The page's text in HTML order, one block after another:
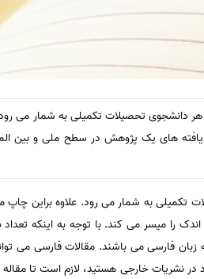
هر دانشجوی تحصیلات تکمیلی به شمار می
یافته های یک پژوهش در سطح ملی و بین
تکمیلی به شمار می رود. علاوه براین چاپ
را میسر می کند. با توجه به اینکه تعداد
شده از پایان نامه ها به زبان فارسی می باشند. مقالات
در نشریات خارجی هستید، لازم است تا مقاله